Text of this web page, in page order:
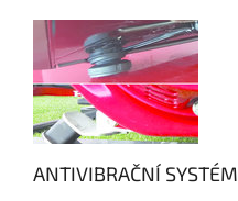
ANTIVIBRAČNÍ SYSTÉM